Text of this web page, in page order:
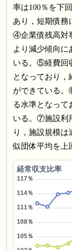
率は100％を下
あり，短期債務
④企業債残高対
より減少傾向に
いる。⑤経費回
となっており，
ができている
る水準となって
いる。⑦施設利
り，施設規模
似団体平均を上
経常収支比率